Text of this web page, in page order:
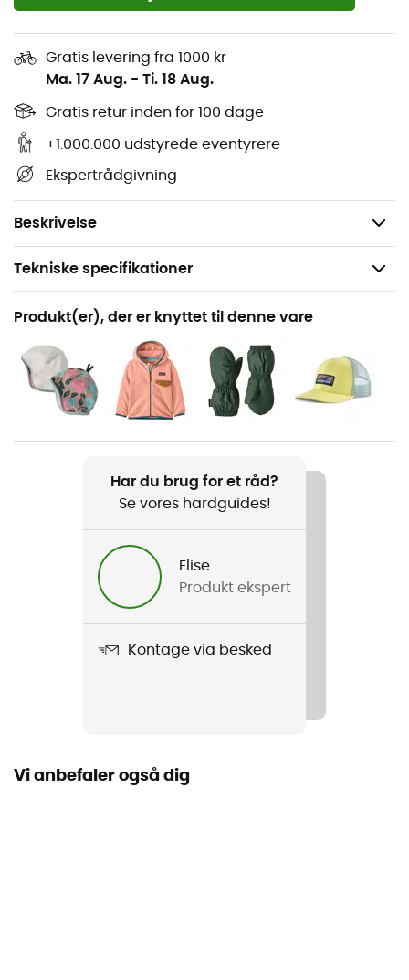
Gratis levering fra 1000 kr
Ma. 17 Aug. - Ti. 18 Aug.
Gratis retur inden for 100 dage
+1.000.000 udstyrede eventyrere
Ekspertrådgivning
Beskrivelse
Aftagelig hætte
Fuld længde frontlynlås
Håndvarmerlommer på begge sider
1 brystlomme med klap og trykknap
langs den høje krave
Vægt: 400 g
Tekniske specifikationer
Anbefales til
Det daglige liv
Køn
Baby
Vægt
Baby Reversible Tribbles Hoody
Vandtæthed
Vandafvisende
Produkt(er), der er knyttet til denne vare
Har du brug for et råd?
Se vores hardguides!
Elise
Produkt ekspert
Kontage via besked
Vi anbefaler også dig